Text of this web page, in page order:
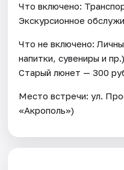
Что включено:
Экскурсионное
Что не включено:
напитки, сувениры и
Старый люнет — 300
Место встречи: ул.
«Акрополь»)